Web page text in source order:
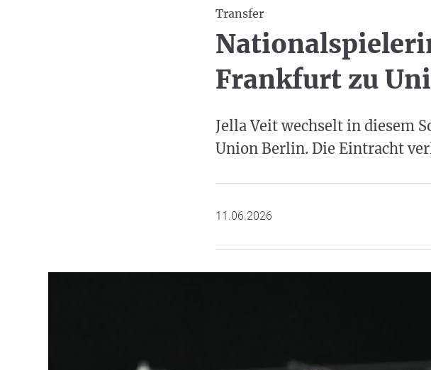
Transfer
Frankfurt zu
Jella Veit wechselt in diesem
Union Berlin. Die Eintracht
11.06.2026